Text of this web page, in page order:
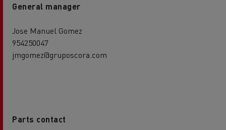
General manager
Jose Manuel Gomez
954250047
jmgomez@gruposcora.com
Parts contact